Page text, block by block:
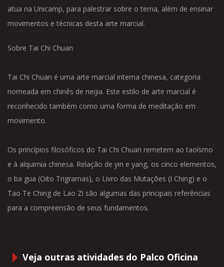
atua na Unicamp, para palestrar sobre o tema, além de ensinar
movimentos e técnicas desta arte marcial.
Sobre Tai Chi Chuan
Tai Chi Chuan é uma arte marcial interna chinesa, categoria
nomeada em chinês de neijia. Este estilo de arte marcial é
reconhecido também como uma forma de meditação em
movimento.
Os princípios filosóficos do Tai Chi Chuan remetem ao taoísmo
e à alquimia chinesa. Relação de yin e yang, os cinco elementos,
o ba gua (Oito Trigramas), o Livro das Mutações (I Ching) e o
Tao Te Ching de Lao Zi são algumas das principais referências
para a compreensão de seus fundamentos.
Veja outras atividades do Palco Oficina